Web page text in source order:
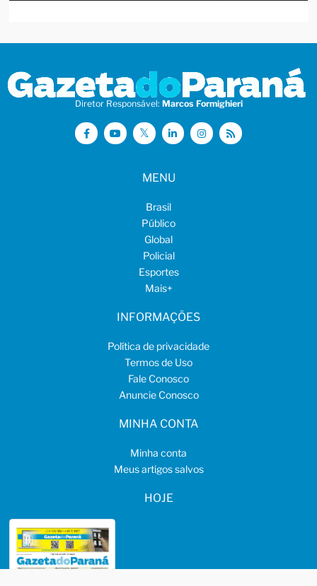
Diretor Responsável: Marcos Formighieri
MENU
Brasil
Público
Global
Policial
Esportes
Mais+
INFORMAÇÕES
Política de privacidade
Termos de Uso
Fale Conosco
Anuncie Conosco
MINHA CONTA
Minha conta
Meus artigos salvos
HOJE